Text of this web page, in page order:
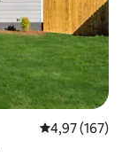
4,97 (167)